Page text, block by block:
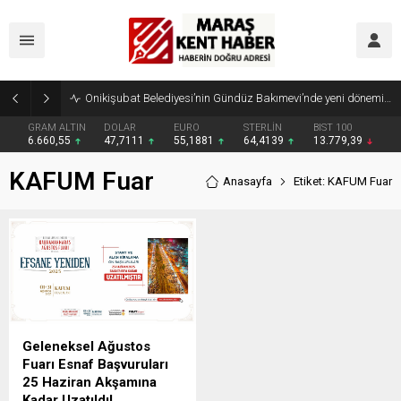
Onikişubat Belediyesi’nin Gündüz Bakımevi’nde yeni dönemin ön kayıtları başladı
GRAM ALTIN
6.660,55
DOLAR
47,7111
EURO
55,1881
STERLİN
64,4139
BIST 100
13.779,39
KAFUM Fuar Anasayfa Etiket: KAFUM Fuar
Geleneksel Ağustos
Fuarı Esnaf Başvuruları
25 Haziran Akşamına